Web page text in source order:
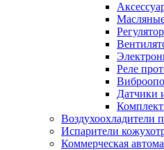
Реле
Датчики
Воздухоохладители
Испарители
Коммерческая